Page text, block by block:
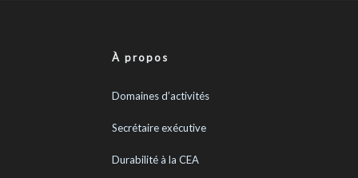
À propos
Domaines d’activités
Secrétaire exécutive
Durabilité à la CEA